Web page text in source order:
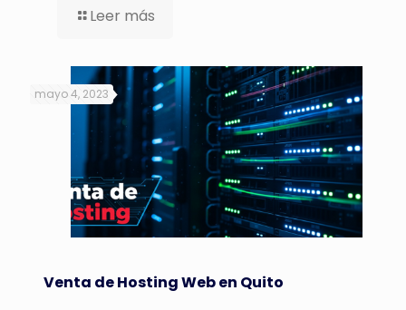
Leer más
mayo 4, 2023
Venta de Hosting Web en Quito